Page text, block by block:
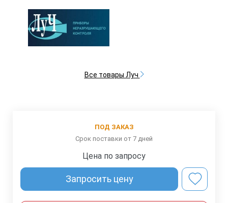
Все товары Луч
ПОД ЗАКАЗ
Срок поставки от 7 дней
Цена по запросу
Запросить цену